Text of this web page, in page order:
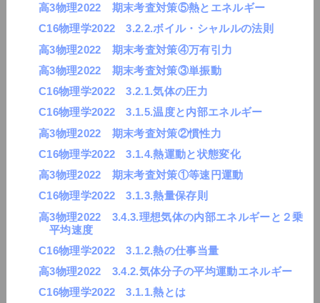
高3物理2022 期末考査対策⑤熱とエネルギー
C16物理学2022 3.2.2.ボイル・シャルルの法則
高3物理2022 期末考査対策④万有引力
高3物理2022 期末考査対策③単振動
C16物理学2022 3.2.1.気体の圧力
C16物理学2022 3.1.5.温度と内部エネルギー
高3物理2022 期末考査対策②慣性力
C16物理学2022 3.1.4.熱運動と状態変化
高3物理2022 期末考査対策①等速円運動
C16物理学2022 3.1.3.熱量保存則
高3物理2022 3.4.3.理想気体の内部エネルギーと２乗
平均速度
C16物理学2022 3.1.2.熱の仕事当量
高3物理2022 3.4.2.気体分子の平均運動エネルギー
C16物理学2022 3.1.1.熱とは